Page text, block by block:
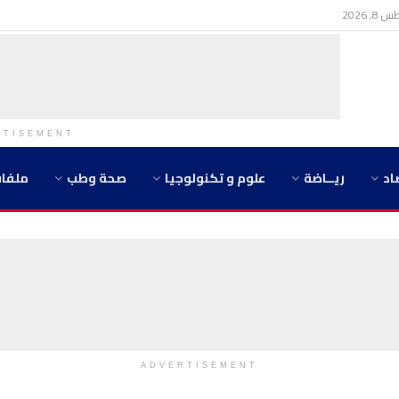
ريــاضة علوم و تكنولوجيا صحة وطب
ADVERTISEMENT